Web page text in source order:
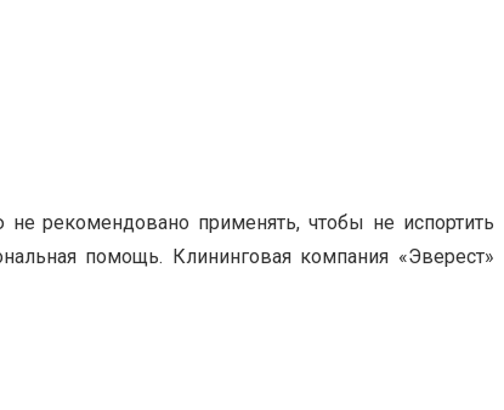
рекомендовано применять, чтобы не испортить
помощь. Клининговая компания «Эверест»